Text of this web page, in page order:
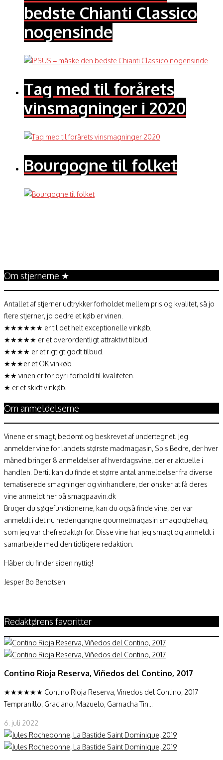
bedste Chianti Classico
nogensinde
Tag med til forårets
vinsmagninger i 2020
Bourgogne til folket
Om stjernerne ★
Antallet af stjerner udtrykker forholdet mellem pris og kvalitet, så jo
flere stjerner, jo bedre et køb er vinen.
★★★★★★ er til det helt exceptionelle vinkøb.
★★★★★ er et overordentligt attraktivt tilbud.
★★★★ er et rigtigt godt tilbud.
★★★er et OK vinkøb.
★★ vinen er for dyr i forhold til kvaliteten.
★ er et skidt vinkøb.
Om anmeldelserne
Vinene er smagt, bedømt og beskrevet af undertegnet. Jeg
anmelder vine for landets største madmagasin, Spis Bedre, der hver
måned bringer 8 anmeldelser af hverdagsvine, der er aktuelle i
handlen. Dertil kan du finde et større antal anmeldelser fra diverse
tematiserede smagninger og vinhandlere, der ønsker at få deres
vine anmeldt her på smagpaavin.dk
Bruger du søgefunktionerne, kan du også finde vine, der var
anmeldt i det nu hedengangne gourmetmagasin smagogbehag,
som jeg var chefredaktør for. Disse vine har jeg smagt og anmeldt i
samarbejde med den tidligere redaktion.
Håber du finder siden nyttig!
Jesper Bo Bendtsen
Redaktørens favoritter
Contino Rioja Reserva, Viñedos del Contino, 2017
★★★★★★ Contino Rioja Reserva, Viñedos del Contino, 2017
Tempranillo, Graciano, Mazuelo, Garnacha Tin...
6. juli 2022